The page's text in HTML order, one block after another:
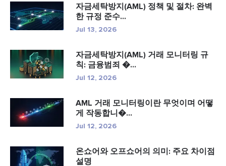
자금세탁방지(AML) 정책 및 절차: 완벽
한 규정 준수...
Jul 13, 2026
자금세탁방지(AML) 거래 모니터링 규
칙: 금융범죄 �...
Jul 12, 2026
AML 거래 모니터링이란 무엇이며 어떻
게 작동합니�...
Jul 12, 2026
온쇼어와 오프쇼어의 의미: 주요 차이점
설명